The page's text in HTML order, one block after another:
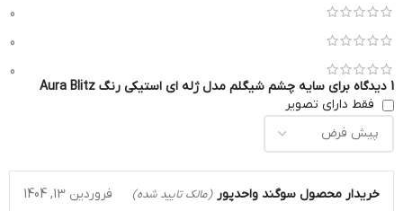
0
0
0
1 دیدگاه برای
سایه چشم شیگلم مدل ژله ای استیکی رنگ Aura Blitz
فقط دارای تصویر
خریدار محصول سوگند واحدپور (مالک تایید شده) فروردین 13, 1404